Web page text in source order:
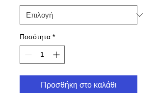
Ποσότητα *
Προσθήκη στο καλάθι